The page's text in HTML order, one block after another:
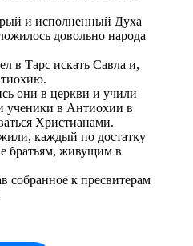
и исполненный Духа
довольно народа
в Тарс искать Савла и,
они в церкви и учили
ученики в Антиохии в
Христианами.
каждый по достатку
братьям, живущим в
собранное к пресвитерам